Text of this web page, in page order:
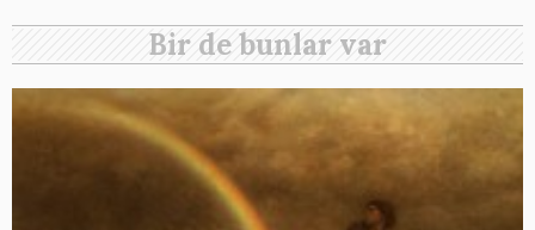
Bir de bunlar var